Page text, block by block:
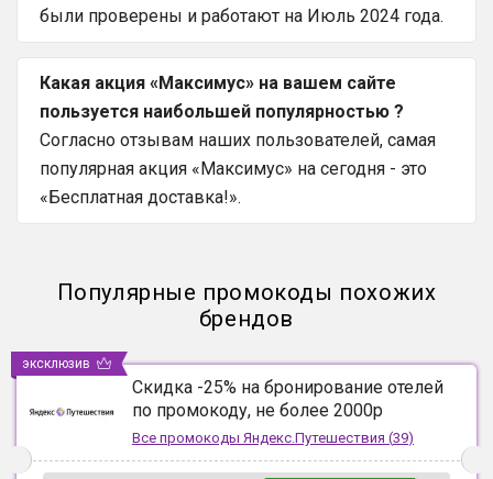
были проверены и работают на Июль 2024 года.
Какая акция «Максимус» на вашем сайте
пользуется наибольшей популярностью ?
Согласно отзывам наших пользователей, самая
популярная акция «Максимус» на сегодня - это
«Бесплатная доставка!».
Популярные промокоды похожих
брендов
Скидка -25% на бронирование отелей
по промокоду, не более 2000р
Все промокоды Яндекс.Путешествия (39)
эксклюзив